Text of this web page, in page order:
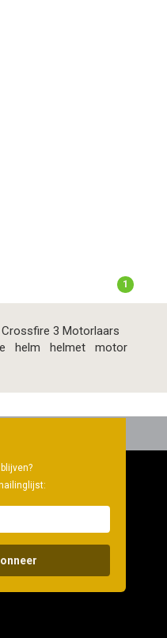
1
Crossfire 3 Motorlaars
helm helmet
motor